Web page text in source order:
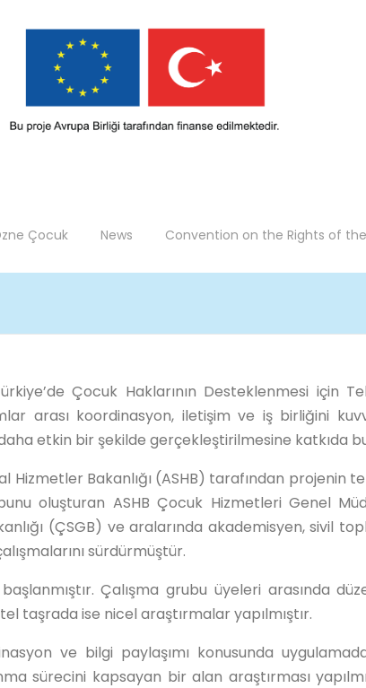
Çocuk News Convention on the Rights of
Çocuk Haklarının Desteklenmesi için
arası koordinasyon, iletişim ve iş birliğini
etkin bir şekilde gerçekleştirilmesine katkıda
Hizmetler Bakanlığı (ASHB) tarafından
oluşturan ASHB Çocuk Hizmetleri Genel
(ÇSGB) ve aralarında akademisyen, sivil
sürdürmüştür.
Çalışma grubu üyeleri arasında
taşrada ise nicel araştırmalar yapılmıştır.
ve bilgi paylaşımı konusunda
sürecini kapsayan bir alan araştırması